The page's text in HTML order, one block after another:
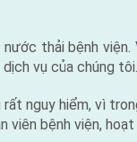
thải bệnh
vụ của chúng tôi.
nguy hiểm, vì
viên bệnh viện,